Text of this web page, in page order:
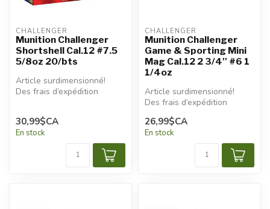
CHALLENGER
Munition Challenger
Shortshell Cal.12 #7.5
5/8oz 20/bts
Article surdimensionné!
Des frais d’expédition
appliqués.
30,99$CA
En stock
CHALLENGER
Munition Challenger
Game & Sporting Mini
Mag Cal.12 2 3/4'' #6 1
1/4oz
Article surdimensionné!
Des frais d’expédition
additionnels seront
appliqués.
26,99$CA
En stock